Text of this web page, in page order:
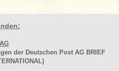
der Deutschen Post AG BRIEF